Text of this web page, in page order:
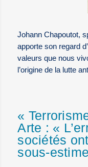
Johann Chapoutot,
apporte son regard
valeurs que nous
l’origine de la lutte
«
Arte : «
sociétés
sous-